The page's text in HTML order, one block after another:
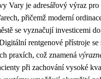
Vary je adresářový výraz
přičemž moderní
se vyznačují investicemi
rentgenové přístroje se
praxích, což znamená
při zachování vysoké